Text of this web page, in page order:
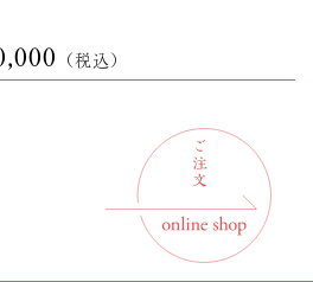
（税込）